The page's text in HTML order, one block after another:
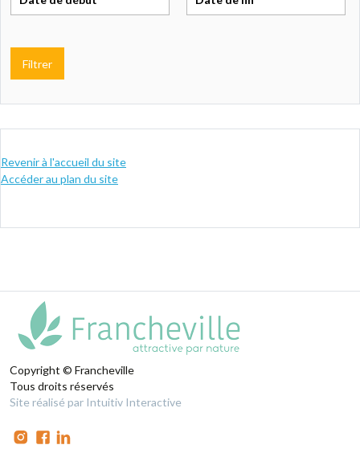
Filtrer
Revenir à l'accueil du site
Accéder au plan du site
Copyright © Francheville
Tous droits réservés
Site réalisé par Intuitiv Interactive